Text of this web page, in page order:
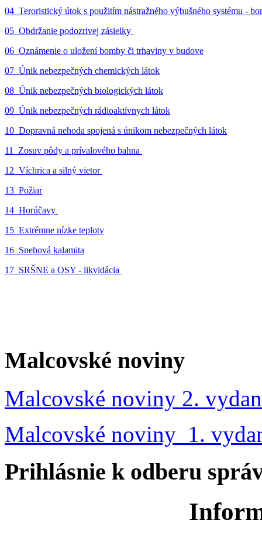
04_Teroristický útok s použitím nástražného výbušného systému -
05_Obdržanie podozrivej zásielky
06_Oznámenie o uložení bomby či trhaviny v budove
07_Únik nebezpečných chemických látok
08_Únik nebezpečných biologických látok
09_Únik nebezpečných rádioaktívnych látok
10_Dopravná nehoda spojená s únikom nebezpečných látok
11_Zosuv pôdy a prívalového bahna
12_Víchrica a silný vietor
13_Požiar
14_Horúčavy
15_Extrémne nízke teploty
16_Snehová kalamita
17_SRŠNE a OSY - likvidácia
Malcovské noviny
Malcovské noviny 2.
Malcovské noviny 1.
Prihlásnie k odberu